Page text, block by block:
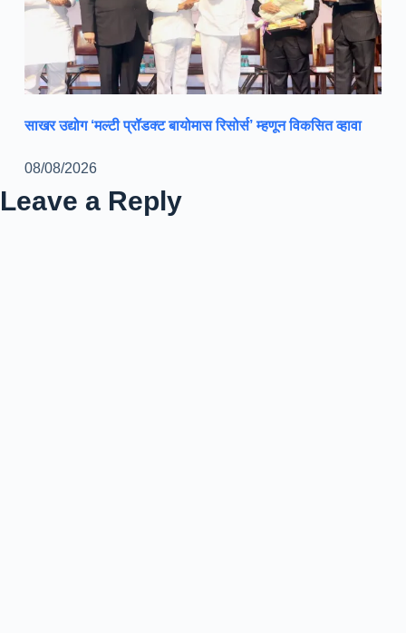
साखर उद्योग ‘मल्टी प्रॉडक्ट बायोमास रिसोर्स’ म्हणून विकसित व्हावा
08/08/2026
Leave a Reply